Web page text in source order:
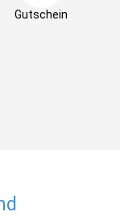
Gutschein